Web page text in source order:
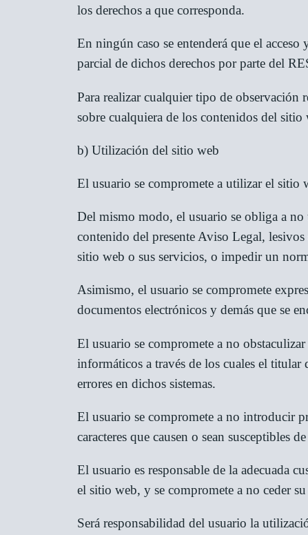
los derechos a que corresponda.
En ningún caso se entenderá que el
parcial de dichos derechos por parte del
Para realizar cualquier tipo de observación
sobre cualquiera de los contenidos del
b) Utilización del sitio web
El usuario se compromete a utilizar el
Del mismo modo, el usuario se obliga a
contenido del presente Aviso Legal,
sitio web o sus servicios, o impedir un
Asimismo, el usuario se compromete
documentos electrónicos y demás que se
El usuario se compromete a no
informáticos a través de los cuales el
errores en dichos sistemas.
El usuario se compromete a no introducir
caracteres que causen o sean susceptibles
El usuario es responsable de la adecuada
el sitio web, y se compromete a no ceder
Será responsabilidad del usuario la